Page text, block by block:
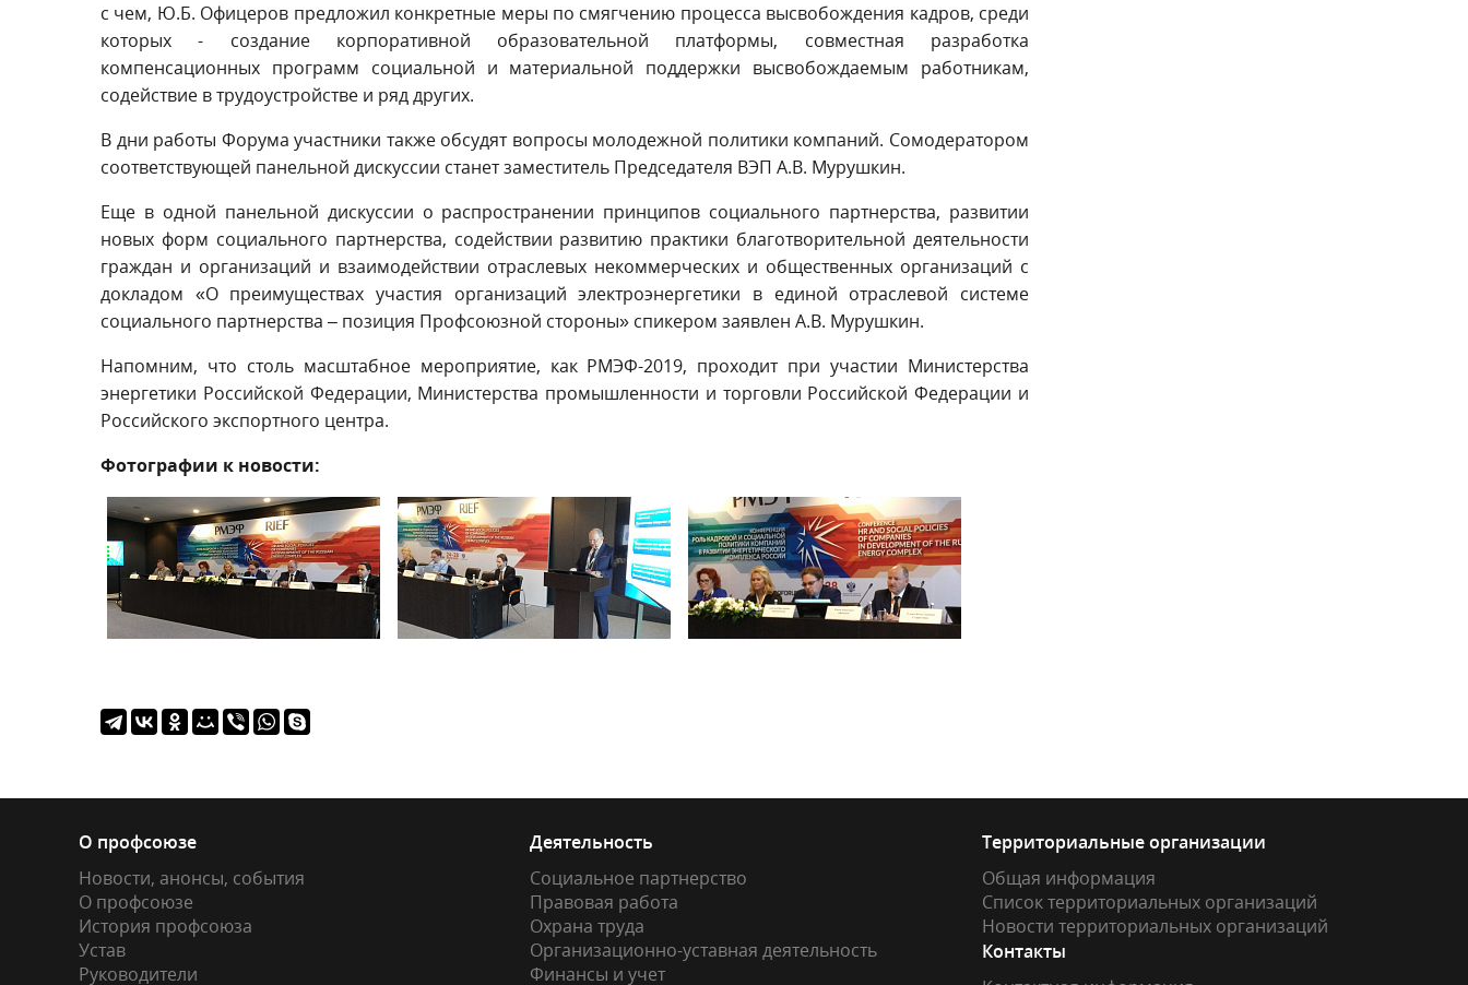
с чем, Ю.Б. Офицеров предложил конкретные меры по смягчению процесса высвобождения кадров, среди
которых - создание корпоративной образовательной платформы, совместная разработка
компенсационных программ социальной и материальной поддержки высвобождаемым работникам,
содействие в трудоустройстве и ряд других.
В дни работы Форума участники также обсудят вопросы молодежной политики компаний. Сомодератором
соответствующей панельной дискуссии станет заместитель Председателя ВЭП А.В. Мурушкин.
Еще в одной панельной дискуссии о распространении принципов социального партнерства, развитии
новых форм социального партнерства, содействии развитию практики благотворительной деятельности
граждан и организаций и взаимодействии отраслевых некоммерческих и общественных организаций с
докладом «О преимуществах участия организаций электроэнергетики в единой отраслевой системе
социального партнерства – позиция Профсоюзной стороны» спикером заявлен А.В. Мурушкин.
Напомним, что столь масштабное мероприятие, как РМЭФ-2019, проходит при участии Министерства
энергетики Российской Федерации, Министерства промышленности и торговли Российской Федерации и
Российского экспортного центра.
Фотографии к новости:
О профсоюзе
Новости, анонсы, события
О профсоюзе
История профсоюза
Устав
Руководители
Деятельность
Социальное партнерство
Правовая работа
Охрана труда
Организационно-уставная деятельность
Финансы и учет
Территориальные организации
Общая информация
Список территориальных организаций
Новости территориальных организаций
Контакты